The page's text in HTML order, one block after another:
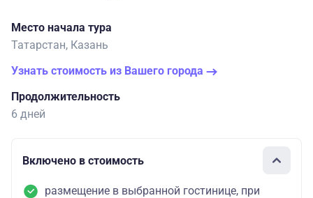
Место начала тура
Татарстан, Казань
Узнать стоимость из Вашего города
Продолжительность
6 дней
Включено в стоимость
размещение в выбранной гостинице, при